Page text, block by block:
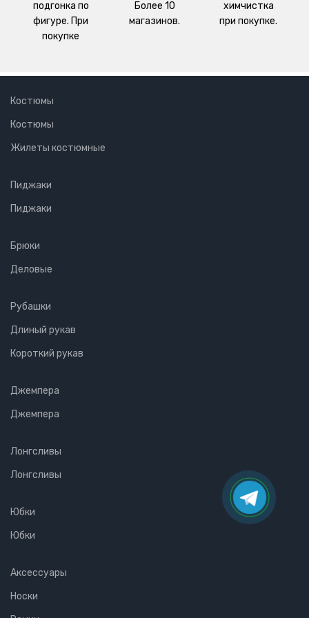
подгонка по
фигуре. При
покупке
Более 10
магазинов.
химчистка
при покупке.
Костюмы
Костюмы
Жилеты костюмные
Пиджаки
Пиджаки
Брюки
Деловые
Рубашки
Длиный рукав
Короткий рукав
Джемпера
Джемпера
Лонгсливы
Лонгсливы
Юбки
Юбки
Аксессуары
Носки